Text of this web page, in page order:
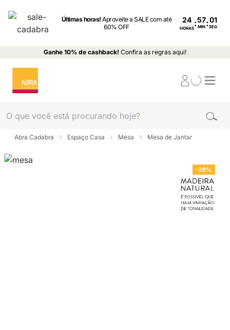
Últimas horas!Aproveite a SALE com até
60% OFF
24
HORAS: MIN : SEG
Ganhe 10% de cashback! Confira as regras aqui!
Abra Cadabra Espaço Casa Mesa Mesa de Jantar
-28%